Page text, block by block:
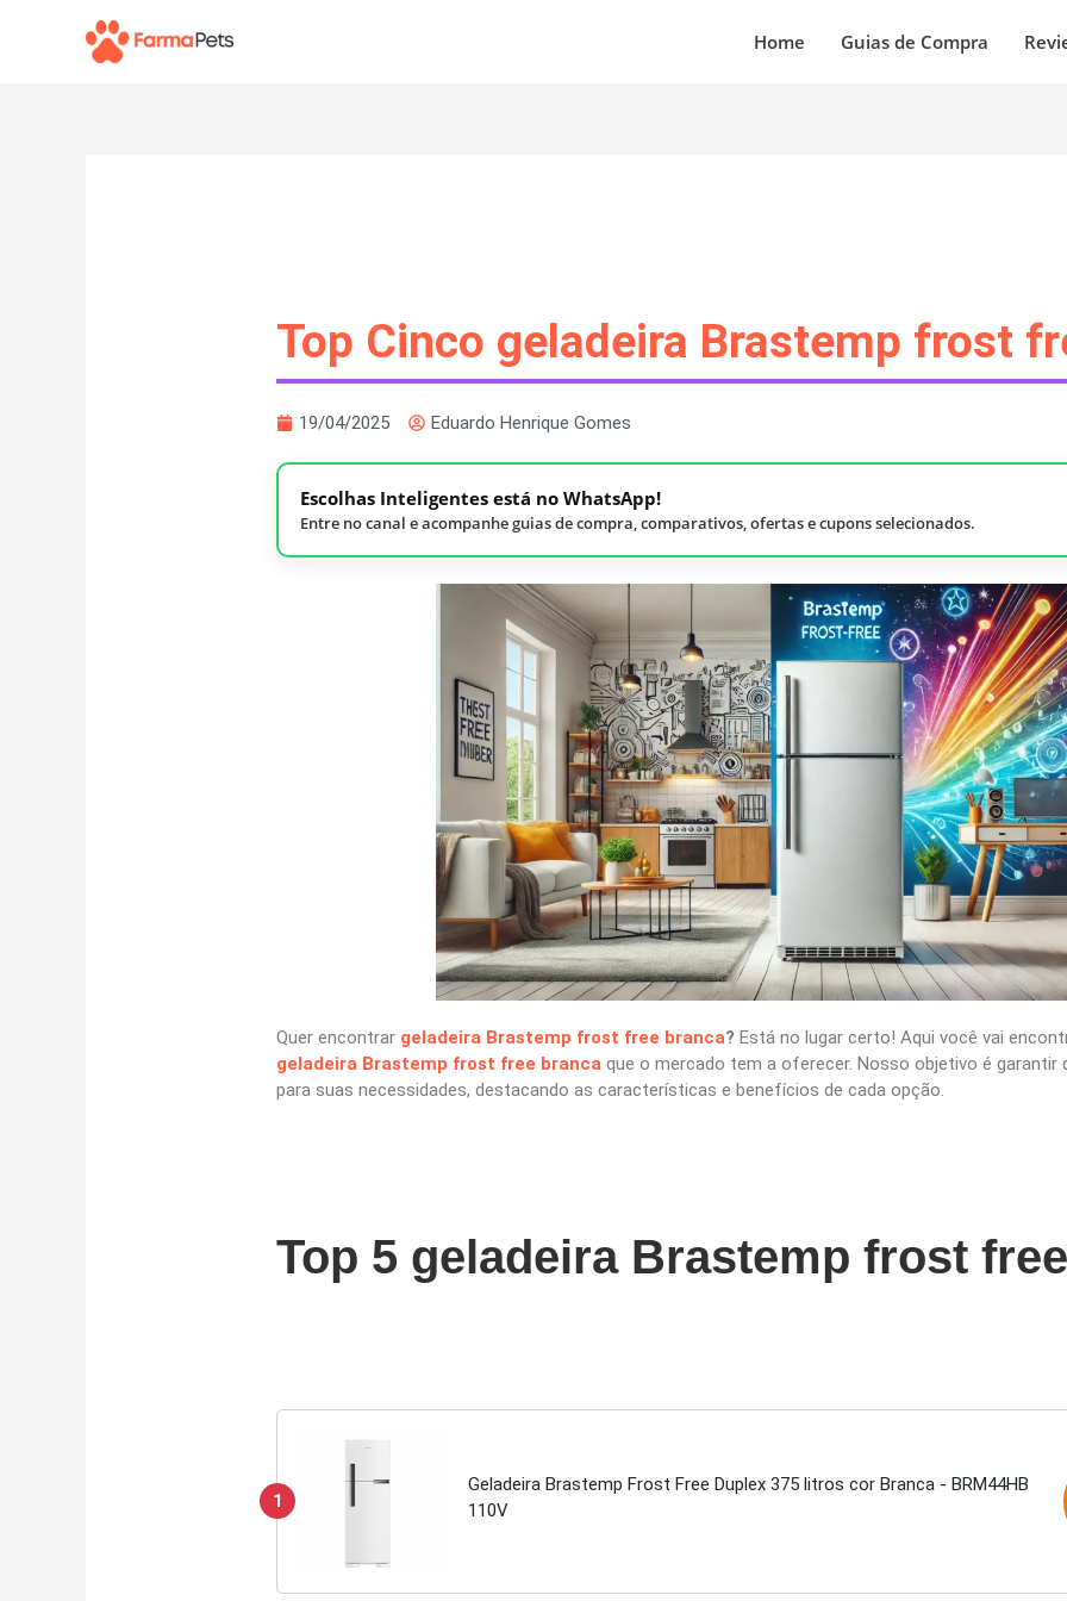
Home Guias de Compra
Top Cinco geladeira Brastemp frost
19/04/2025 Eduardo Henrique Gomes
Escolhas Inteligentes está no WhatsApp!
Entre no canal e acompanhe guias de compra, comparativos, ofertas e cupons selecionados.
Quer encontrar geladeira Brastemp frost free branca? Está no lugar certo! Aqui você vai
geladeira Brastemp frost free branca que o mercado tem a oferecer. Nosso objetivo é
para suas necessidades, destacando as características e benefícios de cada opção.
Top 5 geladeira Brastemp frost
1
Geladeira Brastemp Frost Free Duplex 375 litros cor Branca - BRM44HB
110V